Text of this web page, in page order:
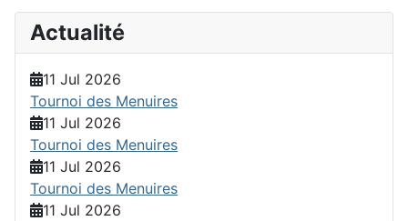
Actualité
11 Jul 2026
Tournoi des Menuires
11 Jul 2026
Tournoi des Menuires
11 Jul 2026
Tournoi des Menuires
11 Jul 2026